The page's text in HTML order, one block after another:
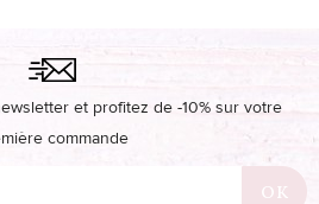
et profitez de -10% sur votre
commande